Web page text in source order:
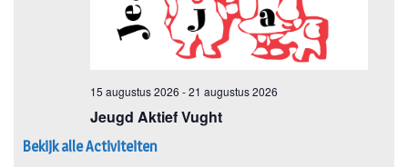
Bekijk alle Activiteiten